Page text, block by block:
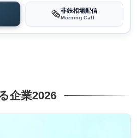
🗞️非鉄相場配信
Morning Call
企業2026